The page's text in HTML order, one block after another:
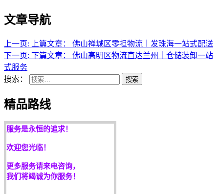
文章导航
上一页: 上篇文章：
佛山禅城区零担物流｜发珠海一站式配送
下一页: 下篇文章：
佛山高明区物流直达兰州｜仓储装卸一站
式服务
搜索：
搜索
精品路线
天开地辟宏基，
东成西就泰运！
途鸽快运精品路线：
佛山到海口物流公司
佛山到三亚物流公司
佛山到海南物流公司
佛山到南宁物流公司
客户是永远的朋友，
欢迎您光临！
更多服务请来电咨询，
我们将竭诚为你服务！